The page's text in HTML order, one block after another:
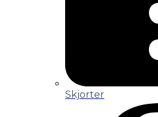
Skjorter